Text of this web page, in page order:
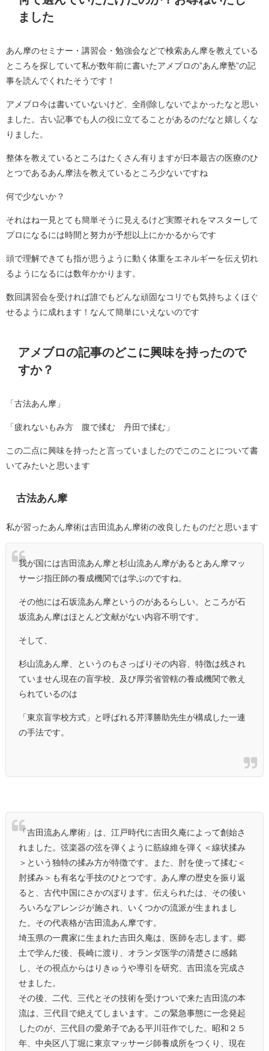
ました
あん摩のセミナー・講習会・勉強会などで検索あん摩を教えている
ところを探していて私が数年前に書いたアメブロの”あん摩塾”の記
事を読んでくれたそうです！
アメブロ今は書いていないけど、全削除しないでよかったなと思い
ました。古い記事でも人の役に立てることがあるのだなと嬉しくな
りました。
整体を教えているところはたくさん有りますが日本最古の医療のひ
とつであるあん摩法を教えているところ少ないですね
何で少ないか？
それはね一見とても簡単そうに見えるけど実際それをマスターして
プロになるには時間と努力が予想以上にかかるからです
頭で理解できても指が思うように動く体重をエネルギーを伝え切れ
るようになるには数年かかります。
数回講習会を受ければ誰でもどんな頑固なコリでも気持ちよくほぐ
せるように成れます！なんて簡単にいえないのです
アメブロの記事のどこに興味を持ったので
すか？
「古法あん摩」
「疲れないもみ方 腹で揉む 丹田で揉む」
この二点に興味を持ったと言っていましたのでこのことについて書
いてみたいと思います
古法あん摩
私が習ったあん摩術は吉田流あん摩術の改良したものだと思います
我が国には吉田流あん摩と杉山流あん摩があるとあん摩マッ
サージ指圧師の養成機関では学ぶのですね。
その他には石坂流あん摩というのがあるらしい。ところが石
坂流あん摩はほとんど文献がない内容不明です。
そして、
杉山流あん摩、というのもさっぱりその内容、特徴は残され
ていません現在の盲学校、及び厚労省管轄の養成機関で教え
られているのは
「東京盲学校方式」と呼ばれる芹澤勝助先生が構成した一連
の手法です。
「吉田流あん摩術」は、江戸時代に吉田久庵によって創始さ
れました。弦楽器の弦を弾くように筋線維を弾く＜線状揉み
＞という独特の揉み方が特徴です。また、肘を使って揉む＜
肘揉み＞も有名な手技のひとつです。あん摩の歴史を振り返
ると、古代中国にさかのぼります。伝えられたは、その後い
ろいろなアレンジが施され、いくつかの流派が生まれまし
た。その代表格が吉田流あん摩です。
埼玉県の一農家に生まれた吉田久庵は、医師を志します。郷
土で学んだ後、長崎に渡り、オランダ医学の清楚さに感銘
し、その視点からはりきゅうや導引を研究、吉田流を完成さ
せました。
その後、二代、三代とその技術を受けついで来た吉田流の本
流は、三代目で絶えてしまいます。この緊急事態に一念発起
したのが、三代目の愛弟子である平川荘作でした。昭和２５
年、中央区八丁堀に東京マッサージ師養成所をつくり、現在